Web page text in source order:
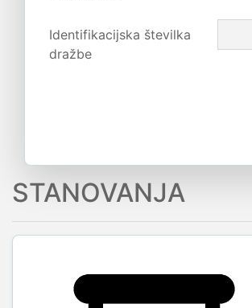
Identifikacijska številka
dražbe
STANOVANJA